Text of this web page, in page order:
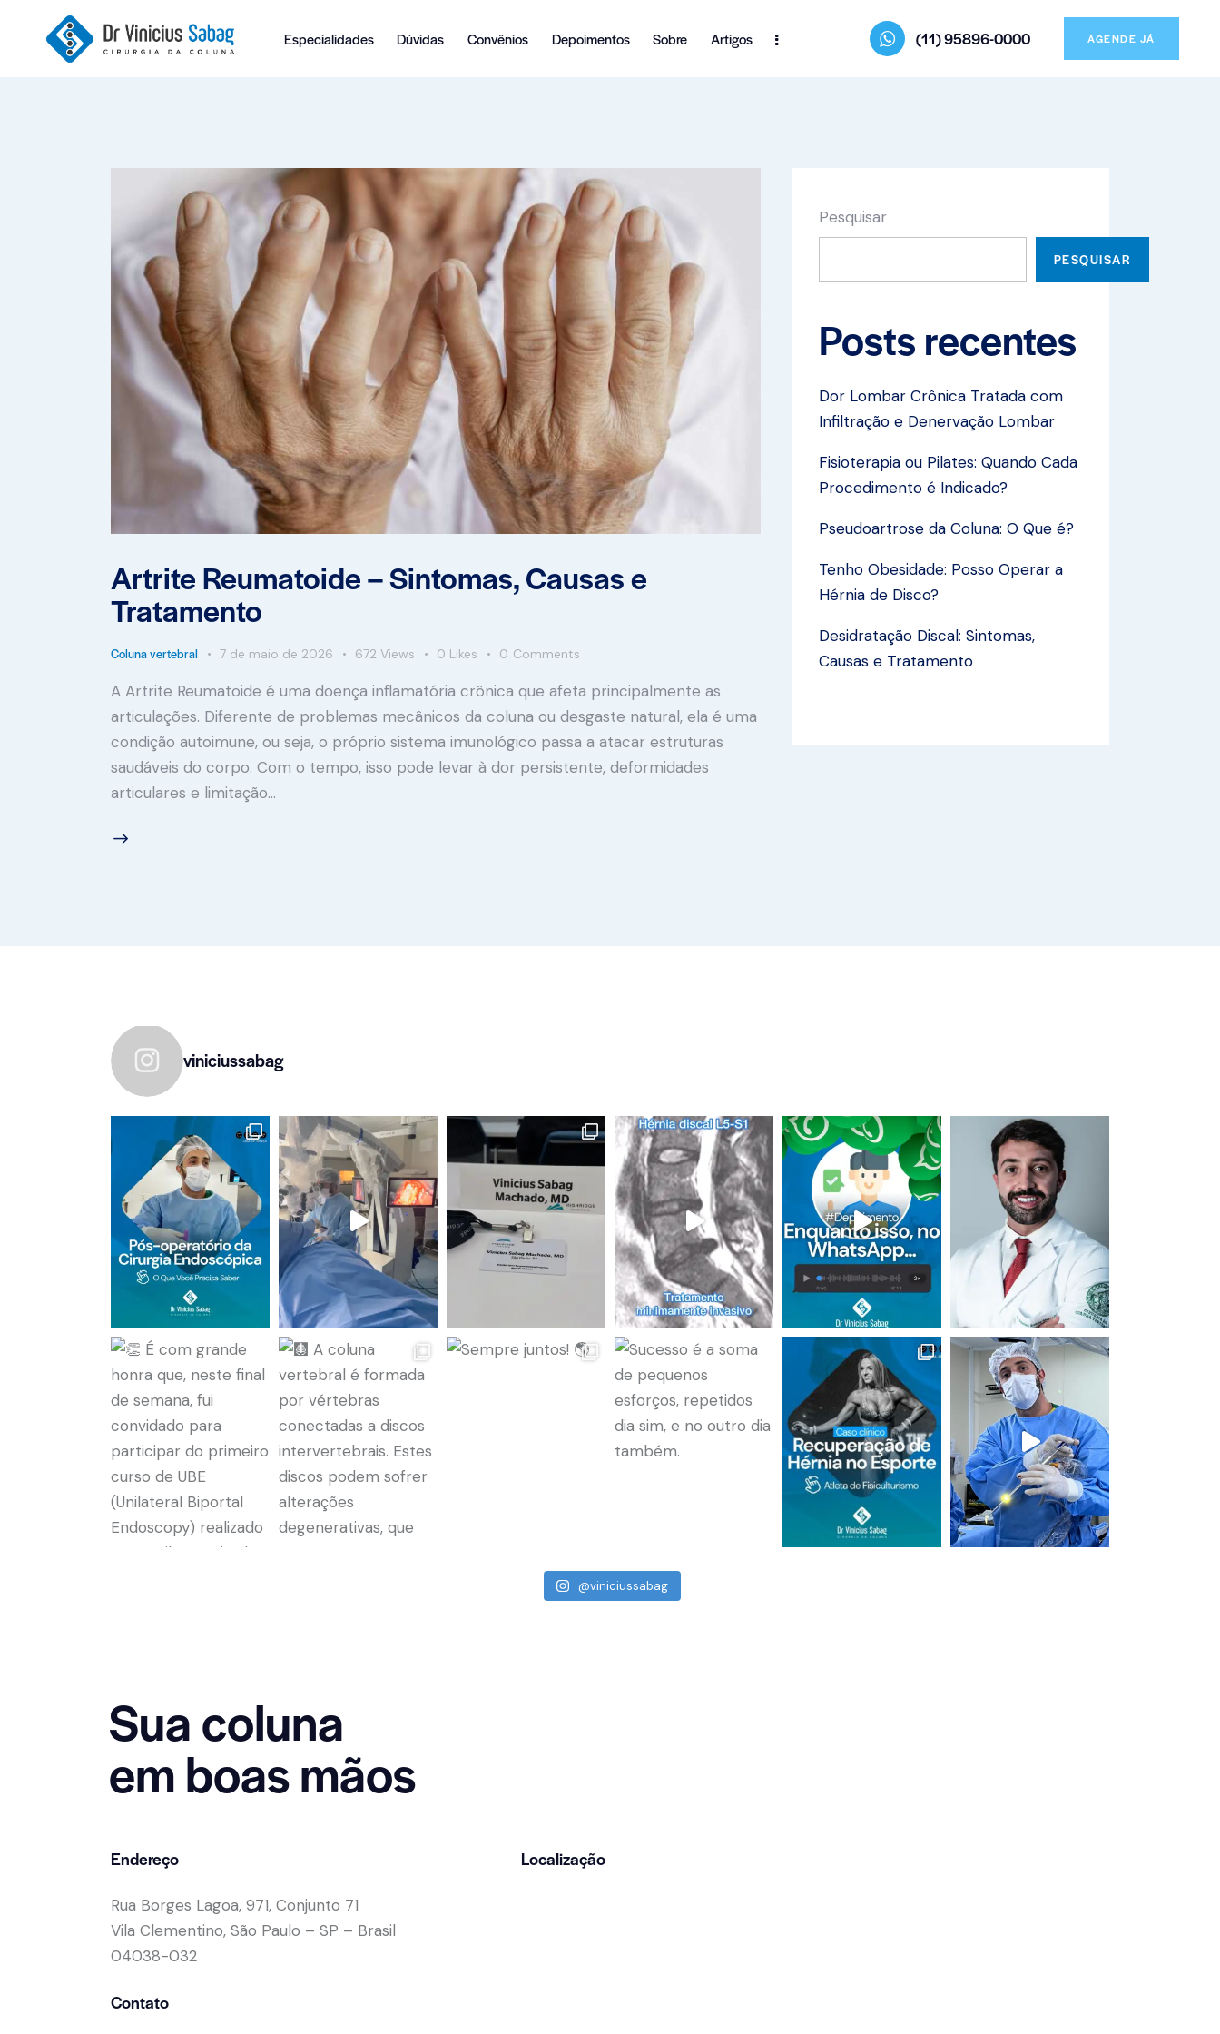
Especialidades Dúvidas Convênios Depoimentos Sobre Artigos (11) 95896-0000 AGENDE JÁ
Artrite Reumatoide – Sintomas, Causas e
Tratamento
Coluna vertebral 7 de maio de 2026 672 Views 0 Likes 0 Comments
A Artrite Reumatoide é uma doença inflamatória crônica que afeta principalmente as
articulações. Diferente de problemas mecânicos da coluna ou desgaste natural, ela é uma
condição autoimune, ou seja, o próprio sistema imunológico passa a atacar estruturas
saudáveis do corpo. Com o tempo, isso pode levar à dor persistente, deformidades
articulares e limitação…
Pesquisar
PESQUISAR
Posts recentes
Dor Lombar Crônica Tratada com
Infiltração e Denervação Lombar
Fisioterapia ou Pilates: Quando Cada
Procedimento é Indicado?
Pseudoartrose da Coluna: O Que é?
Tenho Obesidade: Posso Operar a
Hérnia de Disco?
Desidratação Discal: Sintomas,
Causas e Tratamento
viniciussabag
@viniciussabag
Sua coluna
em boas mãos
Endereço
Rua Borges Lagoa, 971, Conjunto 71
Vila Clementino, São Paulo – SP – Brasil
04038-032
Contato
Localização